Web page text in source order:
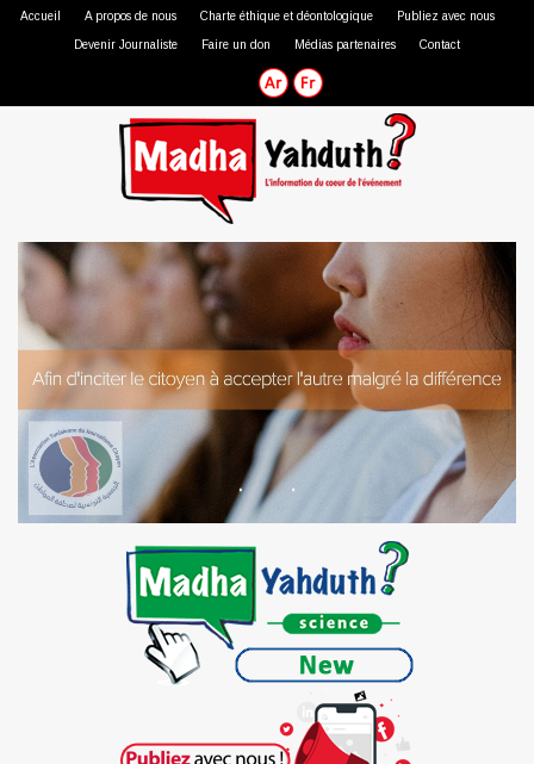
Accueil A propos de nous Charte éthique et déontologique Publiez avec nous
Devenir Journaliste Faire un don Médias partenaires Contact